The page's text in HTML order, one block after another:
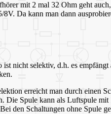
mit 2 mal 32 Ohm geht
Da kann man dann
ist nicht selektiv, d.h. es
erreicht man durch einen
Die Spule kann als Luftspule
den Schaltungen ohne Spule